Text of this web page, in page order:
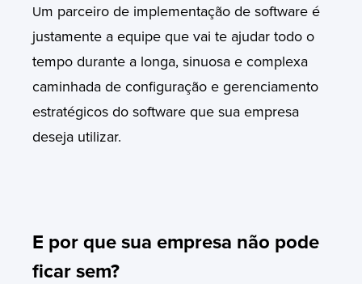
Um parceiro de implementação de software é
justamente a equipe que vai te ajudar todo o
tempo durante a longa, sinuosa e complexa
caminhada de configuração e gerenciamento
estratégicos do software que sua empresa
deseja utilizar.
E por que sua empresa não pode
ficar sem?